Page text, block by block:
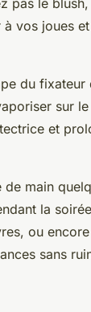
pas le
à vos joues
du fixateur
sur
et
main
la
ou
sans